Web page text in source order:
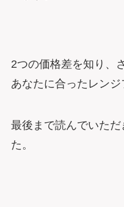
2つの価格差を知り、
あなたに合ったレンジ
最後まで読んでいた
た。